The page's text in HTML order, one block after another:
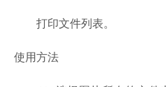
打印文件列表。
使用方法